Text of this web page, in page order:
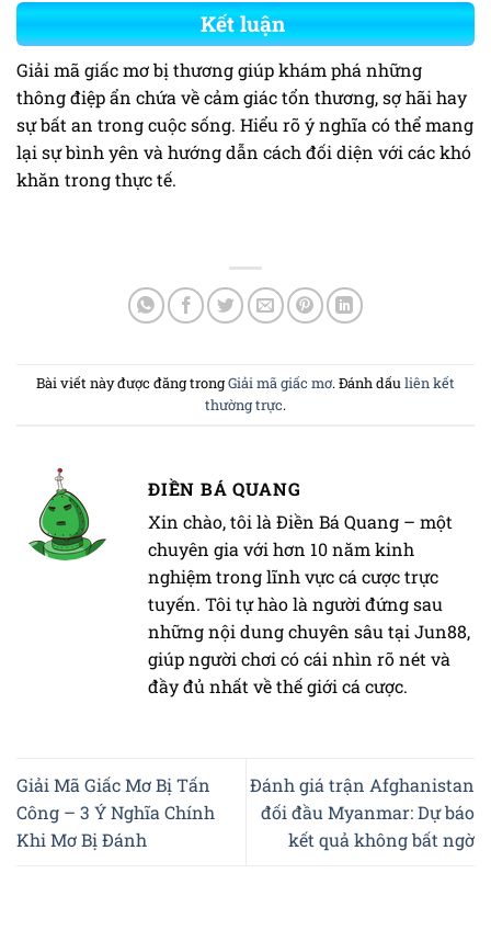
Kết luận
Giải mã giấc mơ bị thương giúp khám phá những
thông điệp ẩn chứa về cảm giác tổn thương, sợ hãi hay
sự bất an trong cuộc sống. Hiểu rõ ý nghĩa có thể mang
lại sự bình yên và hướng dẫn cách đối diện với các khó
khăn trong thực tế.
Bài viết này được đăng trongGiải mã giấc mơ. Đánh dấuliên kết
thường trực.
ĐIỀN BÁ QUANG
Xin chào, tôi là Điền Bá Quang – một
chuyên gia với hơn 10 năm kinh
nghiệm trong lĩnh vực cá cược trực
tuyến. Tôi tự hào là người đứng sau
những nội dung chuyên sâu tại Jun88,
giúp người chơi có cái nhìn rõ nét và
đầy đủ nhất về thế giới cá cược.
Giải Mã Giấc Mơ Bị Tấn
Công – 3 Ý Nghĩa Chính
Khi Mơ Bị Đánh
Đánh giá trận Afghanistan
đối đầu Myanmar: Dự báo
kết quả không bất ngờ